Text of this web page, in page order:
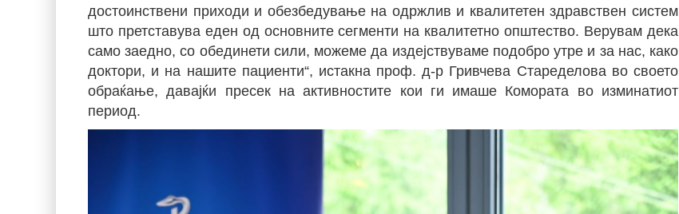
достоинствени приходи и обезбедување на одржлив и квалитетен здравствен систем
што претставува еден од основните сегменти на квалитетно општество. Верувам дека
само заедно, со обединети сили, можеме да издејствуваме подобро утре и за нас, како
доктори, и на нашите пациенти“, истакна проф. д-р Гривчева Стаределова во своето
обраќање, давајќи пресек на активностите кои ги имаше Комората во изминатиот
период.